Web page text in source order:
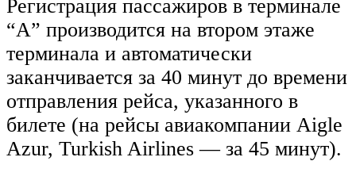
Регистрация пассажиров в терминале
“А” производится на втором этаже
терминала и автоматически
заканчивается за 40 минут до времени
отправления рейса, указанного в
билете (на рейсы авиакомпании Aigle
Azur, Turkish Airlines — за 45 минут).